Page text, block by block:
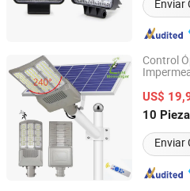
Enviar
Control
800W
Separada
US$
10
Enviar
Guangzhou Light Messenger
Ltd
Guangdong, China